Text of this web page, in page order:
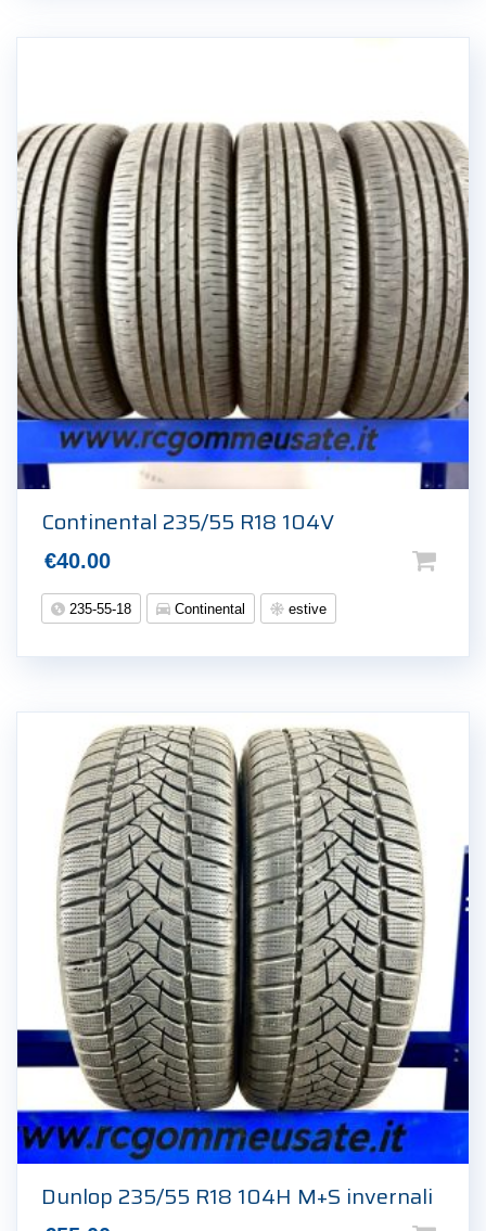
Continental 235/55 R18 104V
€40.00
235-55-18 Continental estive
Dunlop 235/55 R18 104H M+S invernali